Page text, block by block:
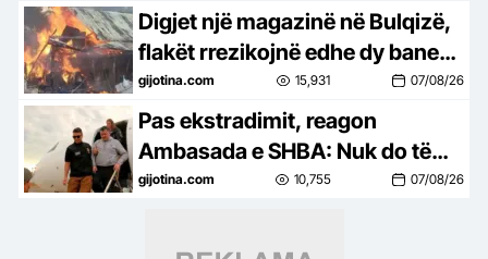
në Zubin Potok
Digjet një magazinë në Bulqizë,
flakët rrezikojnë edhe dy banesa
pranë saj
gijotina.com 15,931 07/08/26
Pas ekstradimit, reagon
Ambasada e SHBA: Nuk do të
ketë strehë për ata që i
gijotina.com 10,755 07/08/26